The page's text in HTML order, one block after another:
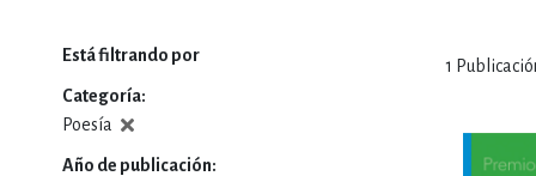
1
Está filtrando por
Categoría
Poesía
Año de publicación